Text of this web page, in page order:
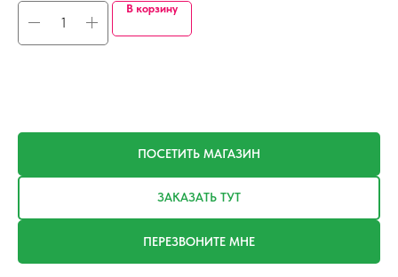
В корзину
ПОСЕТИТЬ МАГАЗИН
ЗАКАЗАТЬ ТУТ
ПЕРЕЗВОНИТЕ МНЕ